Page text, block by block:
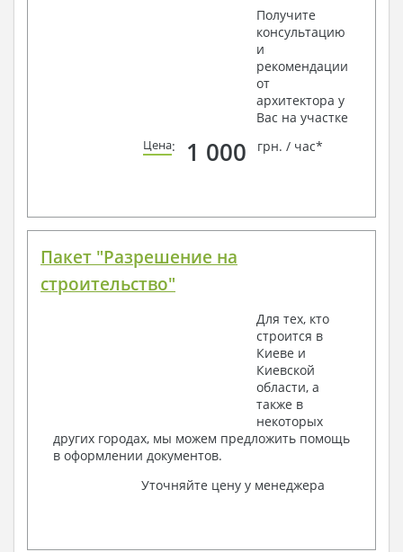
Получите
консультацию
и
рекомендации
от
архитектора у
Вас на участке
Цена: 1 000 грн. / час*
Пакет "Разрешение на
строительство"
Для тех, кто
строится в
Киеве и
Киевской
области, а
также в
некоторых
других городах, мы можем предложить помощь
в оформлении документов.
Уточняйте цену у менеджера